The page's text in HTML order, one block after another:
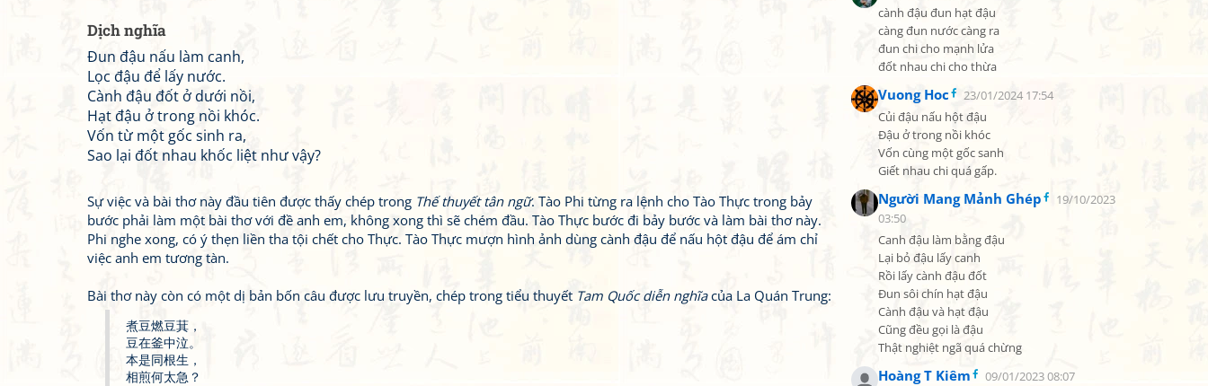
cành đậu đun hạt đậu
càng đun nước càng ra
đun chi cho mạnh lửa
đốt nhau chi cho thừa
Vuong Hoc
23/01/2024 17:54
Củi đậu nấu hột đậu
Đậu ở trong nồi khóc
Vốn cùng một gốc sanh
Giết nhau chi quá gấp.
Người Mang Mảnh Ghép
19/10/2023
03:50
Canh đậu làm bằng đậu
Lại bỏ đậu lấy canh
Rồi lấy cành đậu đốt
Đun sôi chín hạt đậu
Cành đậu và hạt đậu
Cũng đều gọi là đậu
Thật nghiệt ngã quá chừng
Hoàng T Kiêm
09/01/2023 08:07
Dịch nghĩa
Đun đậu nấu làm canh,
Lọc đậu để lấy nước.
Cành đậu đốt ở dưới nồi,
Hạt đậu ở trong nồi khóc.
Vốn từ một gốc sinh ra,
Sao lại đốt nhau khốc liệt như vậy?
Sự việc và bài thơ này đầu tiên được thấy chép trong Thế thuyết tân ngữ. Tào Phi từng ra lệnh cho Tào Thực trong bảy
bước phải làm một bài thơ với đề anh em, không xong thì sẽ chém đầu. Tào Thực bước đi bảy bước và làm bài thơ này.
Phi nghe xong, có ý thẹn liền tha tội chết cho Thực. Tào Thực mượn hình ảnh dùng cành đậu để nấu hột đậu để ám chỉ
việc anh em tương tàn.
Bài thơ này còn có một dị bản bốn câu được lưu truyền, chép trong tiểu thuyết Tam Quốc diễn nghĩacủa La Quán Trung:
煮豆燃豆萁，
豆在釜中泣。
本是同根生，
相煎何太急？